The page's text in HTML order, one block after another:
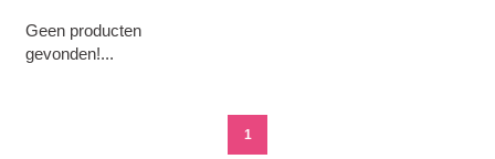
Geen producten
gevonden!...
1